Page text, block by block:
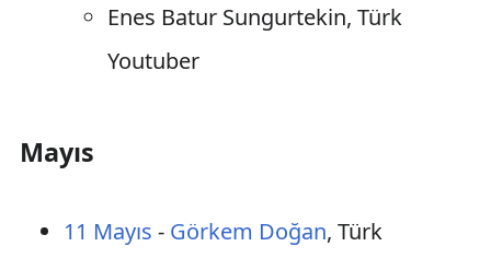
Enes Batur Sungurtekin, Türk
Youtuber
Mayıs
11 Mayıs - Görkem Doğan, Türk